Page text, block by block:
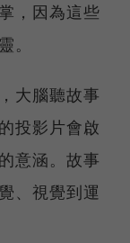
，因為這些
。
大腦聽故事
投影片會啟
意涵。故事
、視覺到運